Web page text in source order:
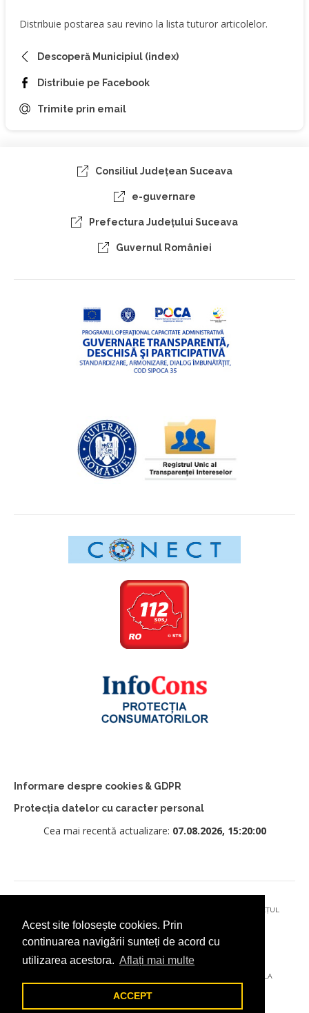
Acest site folosește cookies. Prin
continuarea navigării sunteți de acord cu
utilizarea acestora. Aflați mai multe
ACCEPT
Distribuie postarea sau revino la lista tuturor articolelor.
Descoperă Municipiul (index)
Distribuie pe Facebook
Trimite prin email
Consiliul Judeţean Suceava
e-guvernare
Prefectura Judeţului Suceava
Guvernul României
Informare despre cookies & GDPR
Protecția datelor cu caracter personal
Cea mai recentă actualizare: 07.08.2026, 15:20:00
© 2026 - PRIMĂRIA MUNICIPIULUI CÂMPULUNG MOLDOVENESC, JUDEȚUL
SUCEAVA
AȚI ÎNTÂMPINAT O PROBLEMĂ TEHNICĂ? TRIMITEȚI-NE UN EMAIL LA
DIGITAL@ADDICTAD.RO